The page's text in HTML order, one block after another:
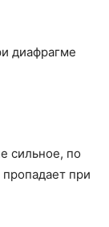
диафрагме
сильное, по
при